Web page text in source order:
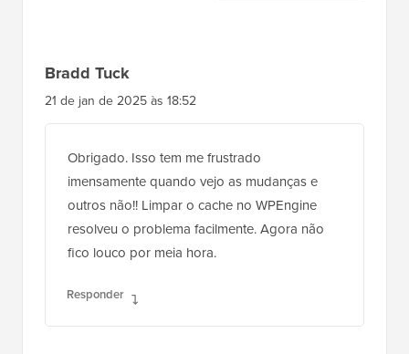
Bradd Tuck
21 de jan de 2025 às 18:52
Obrigado. Isso tem me frustrado
imensamente quando vejo as mudanças e
outros não!! Limpar o cache no WPEngine
resolveu o problema facilmente. Agora não
fico louco por meia hora.
Responder